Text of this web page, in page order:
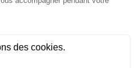
– Tous droits réservés –